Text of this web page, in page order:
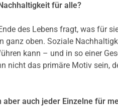
für alle?
des Lebens fragt, was für
ganz oben. Soziale
kann – und in so einer
nicht das primäre Motiv sein,
aber auch jeder Einzelne für